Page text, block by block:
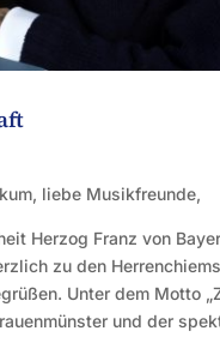
liebe Musikfreunde,
Herzog Franz von
zu den
Unter dem Motto
und der